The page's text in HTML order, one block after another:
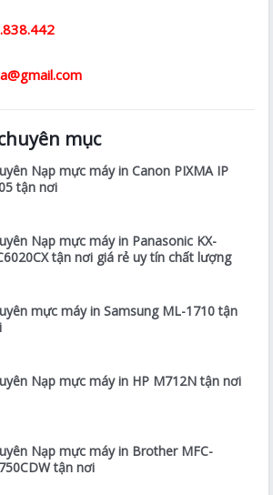
mục
Nạp mực máy in Canon PIXMA IP
tận nơi
Nạp mực máy in Panasonic KX-
tận nơi giá rẻ uy tín chất lượng
mực máy in Samsung ML-1710 tận
Nạp mực máy in HP M712N tận nơi
Nạp mực máy in Brother MFC-
tận nơi